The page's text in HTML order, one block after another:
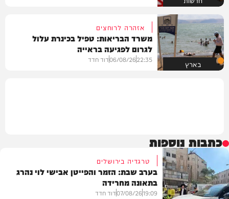
בארץ
אזהרה לרוחצים
משרד הבריאות: טפיל בכינרת עלול
לגרום לפגיעה בראייה
22:35
06/08/26דוד חדד
כתבות נוספות
טרגדיה בירושלים
בערב שבת: הזמר והפייטן אבישי לוי נהרג
בתאונה מחרידה
19:09
07/08/26דוד חדד